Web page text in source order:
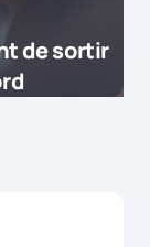
de sortir